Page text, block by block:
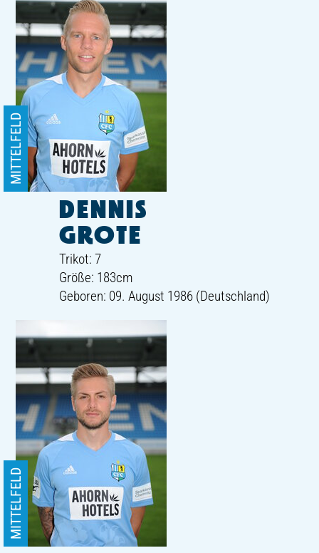
DENNIS
GROTE
MITTELFELD
Trikot: 7
Größe: 183cm
Geboren: 09. August 1986 (Deutschland)
MITTELFELD